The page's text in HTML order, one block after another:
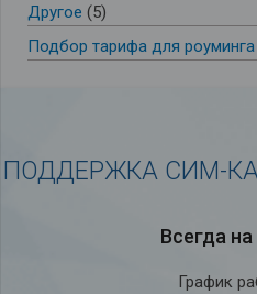
Другое (5)
Подбор тарифа для роуминга
ПОДДЕРЖКА СИМ-
Всегда на
График